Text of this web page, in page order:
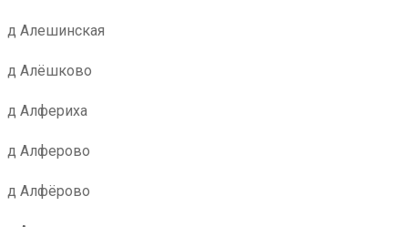
д Алешинская
д Алёшково
д Алфериха
д Алферово
д Алфёрово